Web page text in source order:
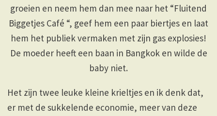
groeien en neem hem dan mee naar het “Fluitend
Biggetjes Café “, geef hem een paar biertjes en laat
hem het publiek vermaken met zijn gas explosies!
De moeder heeft een baan in Bangkok en wilde de
baby niet.
Het zijn twee leuke kleine krieltjes en ik denk dat,
er met de sukkelende economie, meer van deze